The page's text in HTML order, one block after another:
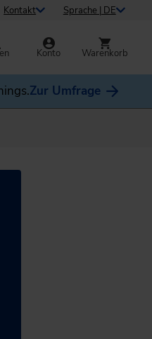
Kontakt Sprache | DE
Konto Warenkorb
Zur Umfrage